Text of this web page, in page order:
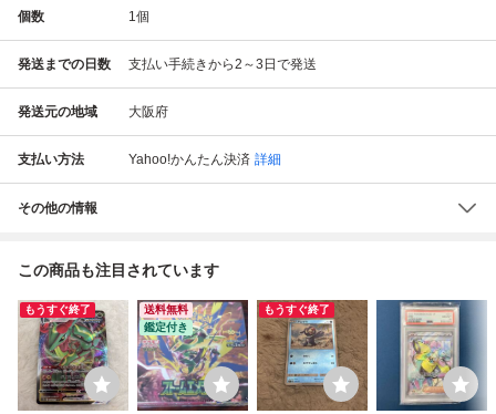
個数 1個
発送までの日数 支払い手続きから2～3日で発送
発送元の地域 大阪府
支払い方法 Yahoo!かんたん決済 詳細
その他の情報
この商品も注目されています
もうすぐ終了
送料無料
鑑定付き
もうすぐ終了